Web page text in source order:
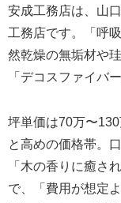
安成工務店は、山
工務店です。「呼
然乾燥の無垢材や
「デコスファイバ
坪単価は70万〜
と高めの価格帯。
「木の香りに癒さ
で、「費用が想定